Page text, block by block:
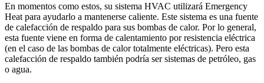
En momentos como estos, su sistema HVAC utilizará Emergency
Heat para ayudarlo a mantenerse caliente. Este sistema es una fuente
de calefacción de respaldo para sus bombas de calor. Por lo general,
esta fuente viene en forma de calentamiento por resistencia eléctrica
(en el caso de las bombas de calor totalmente eléctricas). Pero esta
calefacción de respaldo también podría ser sistemas de petróleo, gas
o agua.